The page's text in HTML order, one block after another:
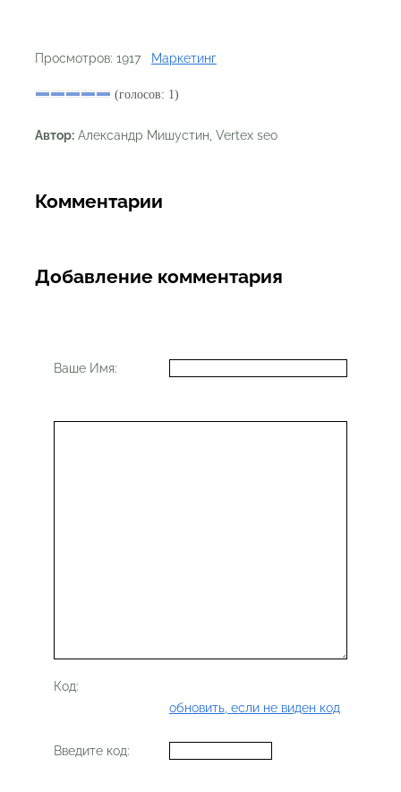
Просмотров: 1917 Маркетинг
(голосов: 1)
Автор: Александр Мишустин, Vertex seo
Комментарии
Добавление комментария
Ваше Имя:
Код:
обновить, если не виден код
Введите код: